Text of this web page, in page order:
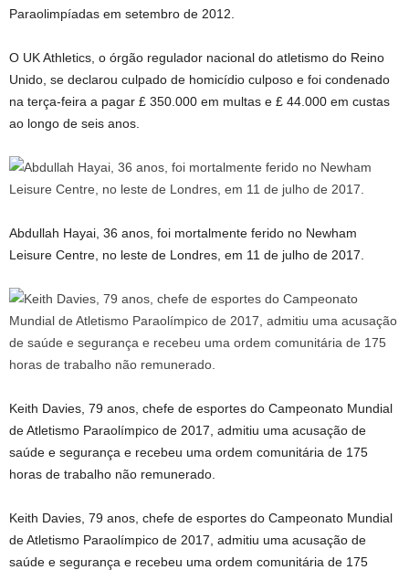
Paraolimpíadas em setembro de 2012.
O UK Athletics, o órgão regulador nacional do atletismo do Reino
Unido, se declarou culpado de homicídio culposo e foi condenado
na terça-feira a pagar £ 350.000 em multas e £ 44.000 em custas
ao longo de seis anos.
Abdullah Hayai, 36 anos, foi mortalmente ferido no Newham
Leisure Centre, no leste de Londres, em 11 de julho de 2017.
Keith Davies, 79 anos, chefe de esportes do Campeonato Mundial
de Atletismo Paraolímpico de 2017, admitiu uma acusação de
saúde e segurança e recebeu uma ordem comunitária de 175
horas de trabalho não remunerado.
Keith Davies, 79 anos, chefe de esportes do Campeonato Mundial
de Atletismo Paraolímpico de 2017, admitiu uma acusação de
saúde e segurança e recebeu uma ordem comunitária de 175